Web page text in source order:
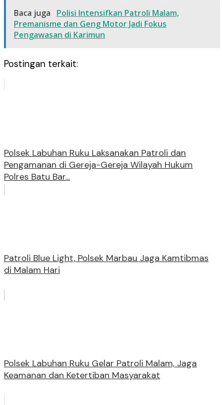
Baca juga
Polisi Intensifkan Patroli Malam,
Premanisme dan Geng Motor Jadi Fokus
Pengawasan di Karimun
Postingan terkait:
Polsek Labuhan Ruku Laksanakan Patroli dan
Pengamanan di Gereja-Gereja Wilayah Hukum
Polres Batu Bar...
Patroli Blue Light, Polsek Marbau Jaga Kamtibmas
di Malam Hari
Polsek Labuhan Ruku Gelar Patroli Malam, Jaga
Keamanan dan Ketertiban Masyarakat